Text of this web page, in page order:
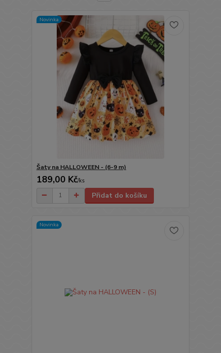
Novinka
Šaty na HALLOWEEN - (6-9 m)
189,00 Kč/ks
Přidat do košíku
Novinka